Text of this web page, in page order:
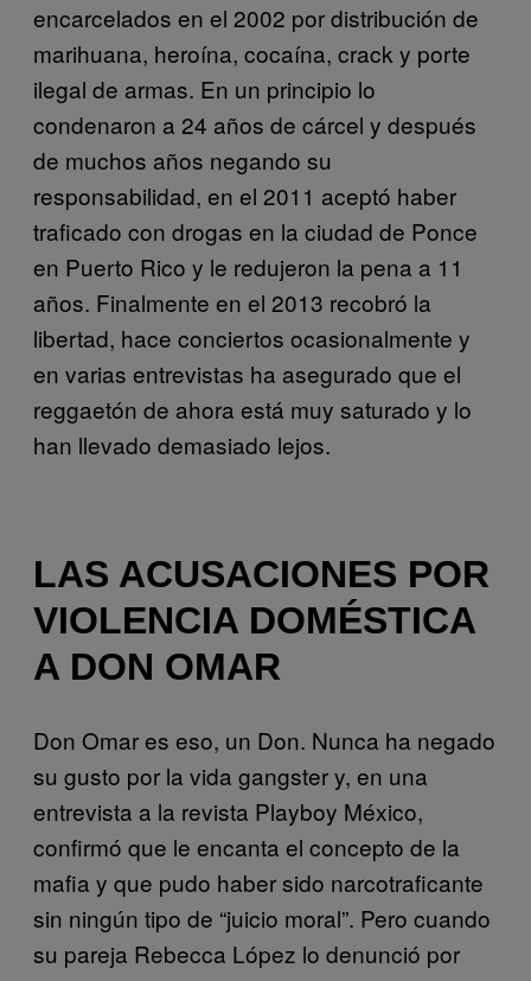
encarcelados en el 2002 por distribución de
marihuana, heroína, cocaína, crack y porte
ilegal de armas. En un principio lo
condenaron a 24 años de cárcel y después
de muchos años negando su
responsabilidad, en el 2011 aceptó haber
traficado con drogas en la ciudad de Ponce
en Puerto Rico y le redujeron la pena a 11
años. Finalmente en el 2013 recobró la
libertad, hace conciertos ocasionalmente y
en varias entrevistas ha asegurado que el
reggaetón de ahora está muy saturado y lo
han llevado demasiado lejos.
LAS ACUSACIONES POR
VIOLENCIA DOMÉSTICA
A DON OMAR
Don Omar es eso, un Don. Nunca ha negado
su gusto por la vida gangster y, en una
entrevista a la revista Playboy México,
confirmó que le encanta el concepto de la
mafia y que pudo haber sido narcotraficante
sin ningún tipo de “juicio moral”. Pero cuando
su pareja Rebecca López lo denunció por